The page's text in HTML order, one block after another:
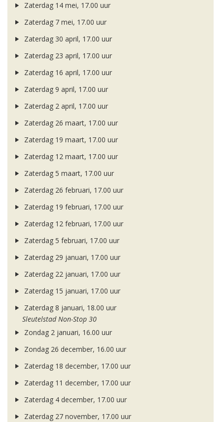
Zaterdag 14 mei, 17.00 uur
Zaterdag 7 mei, 17.00 uur
Zaterdag 30 april, 17.00 uur
Zaterdag 23 april, 17.00 uur
Zaterdag 16 april, 17.00 uur
Zaterdag 9 april, 17.00 uur
Zaterdag 2 april, 17.00 uur
Zaterdag 26 maart, 17.00 uur
Zaterdag 19 maart, 17.00 uur
Zaterdag 12 maart, 17.00 uur
Zaterdag 5 maart, 17.00 uur
Zaterdag 26 februari, 17.00 uur
Zaterdag 19 februari, 17.00 uur
Zaterdag 12 februari, 17.00 uur
Zaterdag 5 februari, 17.00 uur
Zaterdag 29 januari, 17.00 uur
Zaterdag 22 januari, 17.00 uur
Zaterdag 15 januari, 17.00 uur
Zaterdag 8 januari, 18.00 uur
Sleutelstad Non-Stop 30
Zondag 2 januari, 16.00 uur
Zondag 26 december, 16.00 uur
Zaterdag 18 december, 17.00 uur
Zaterdag 11 december, 17.00 uur
Zaterdag 4 december, 17.00 uur
Zaterdag 27 november, 17.00 uur